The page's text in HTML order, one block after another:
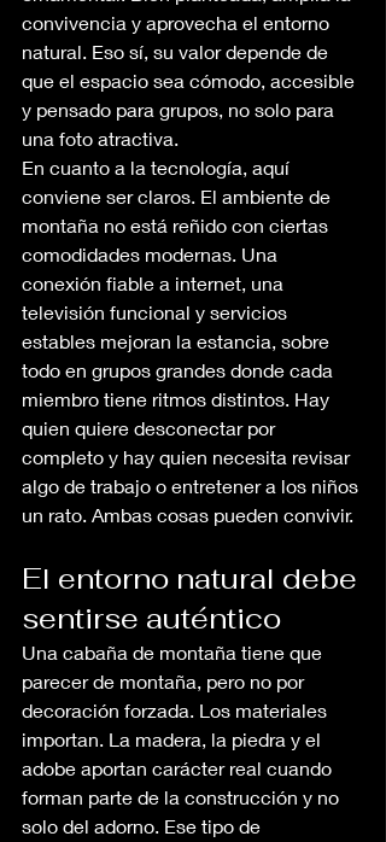
convivencia y aprovecha el entorno
natural. Eso sí, su valor depende de
que el espacio sea cómodo, accesible
y pensado para grupos, no solo para
una foto atractiva.
En cuanto a la tecnología, aquí
conviene ser claros. El ambiente de
montaña no está reñido con ciertas
comodidades modernas. Una
conexión fiable a internet, una
televisión funcional y servicios
estables mejoran la estancia, sobre
todo en grupos grandes donde cada
miembro tiene ritmos distintos. Hay
quien quiere desconectar por
completo y hay quien necesita revisar
algo de trabajo o entretener a los niños
un rato. Ambas cosas pueden convivir.
El entorno natural debe
sentirse auténtico
Una cabaña de montaña tiene que
parecer de montaña, pero no por
decoración forzada. Los materiales
importan. La madera, la piedra y el
adobe aportan carácter real cuando
forman parte de la construcción y no
solo del adorno. Ese tipo de